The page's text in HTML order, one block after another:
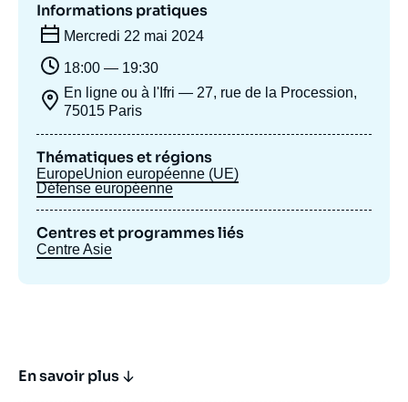
Informations pratiques
Mercredi 22 mai 2024
18:00 — 19:30
En ligne ou à l'Ifri — 27, rue de la Procession,
75015 Paris
Thématiques et régions
EuropeUnion européenne (UE)
Défense européenne
Centres et programmes liés
Centre Asie
En savoir plus